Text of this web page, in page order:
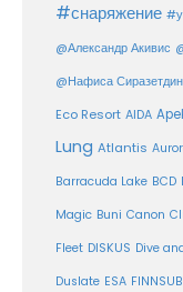
#снаряжение
@Александр Акивис
@Нафиса
Eco Resort AIDA
Lung Atlantis
Barracuda Lake BCD
Magic Buni Canon
Fleet DISKUS Dive
Duslate ESA FINNSUB